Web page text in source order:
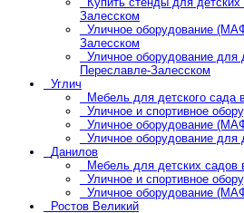
Залесском
Уличное оборудование
Залесском
Уличное оборудование для
Переславле-Залесском
Углич
Мебель для детского сада
Уличное и спортивное
Уличное оборудование
Уличное оборудование для
Данилов
Мебель для детских садов
Уличное и спортивное
Уличное оборудование
Ростов Великий